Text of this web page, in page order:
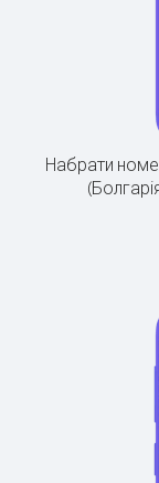
Набрати